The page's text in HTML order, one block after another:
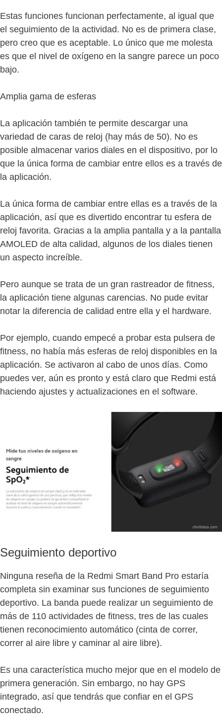
Estas funciones funcionan perfectamente, al igual que
el seguimiento de la actividad. No es de primera clase,
pero creo que es aceptable. Lo único que me molesta
es que el nivel de oxígeno en la sangre parece un poco
bajo.
Amplia gama de esferas
La aplicación también te permite descargar una
variedad de caras de reloj (hay más de 50). No es
posible almacenar varios diales en el dispositivo, por lo
que la única forma de cambiar entre ellos es a través de
la aplicación.
La única forma de cambiar entre ellas es a través de la
aplicación, así que es divertido encontrar tu esfera de
reloj favorita. Gracias a la amplia pantalla y a la pantalla
AMOLED de alta calidad, algunos de los diales tienen
un aspecto increíble.
Pero aunque se trata de un gran rastreador de fitness,
la aplicación tiene algunas carencias. No pude evitar
notar la diferencia de calidad entre ella y el hardware.
Por ejemplo, cuando empecé a probar esta pulsera de
fitness, no había más esferas de reloj disponibles en la
aplicación. Se activaron al cabo de unos días. Como
puedes ver, aún es pronto y está claro que Redmi está
haciendo ajustes y actualizaciones en el software.
Seguimiento deportivo
Ninguna reseña de la Redmi Smart Band Pro estaría
completa sin examinar sus funciones de seguimiento
deportivo. La banda puede realizar un seguimiento de
más de 110 actividades de fitness, tres de las cuales
tienen reconocimiento automático (cinta de correr,
correr al aire libre y caminar al aire libre).
Es una característica mucho mejor que en el modelo de
primera generación. Sin embargo, no hay GPS
integrado, así que tendrás que confiar en el GPS
conectado.